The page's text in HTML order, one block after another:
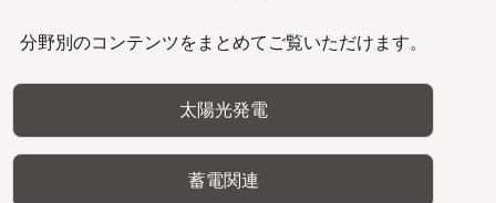
分野別のコンテンツをまとめてご覧いただけます。
太陽光発電
蓄電関連